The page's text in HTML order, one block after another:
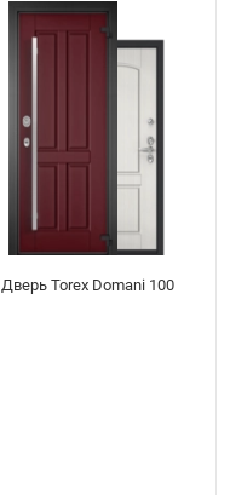
Дверь Torex Domani 100